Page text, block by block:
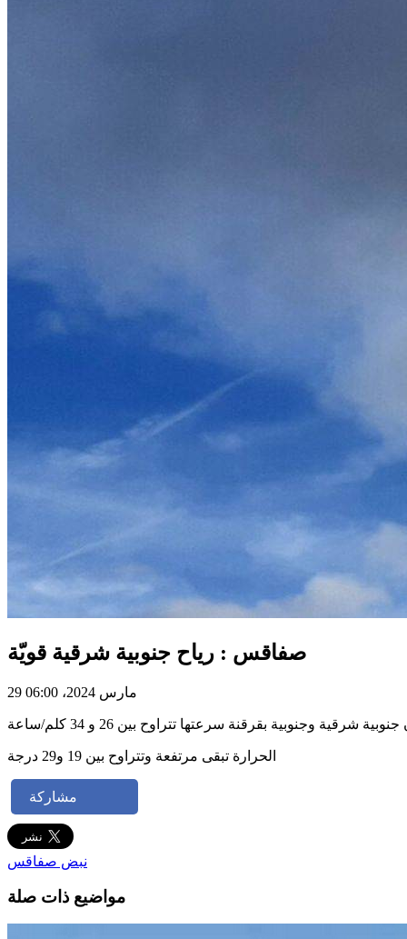
صفاقس : رياح جنوبية شرقية قويّة
29 مارس 2024، 06:00
الحرارة تبقى مرتفعة وتتراوح بين 19 و29 درجة
مشاركة
نبض صفاقس
مواضيع ذات صلة